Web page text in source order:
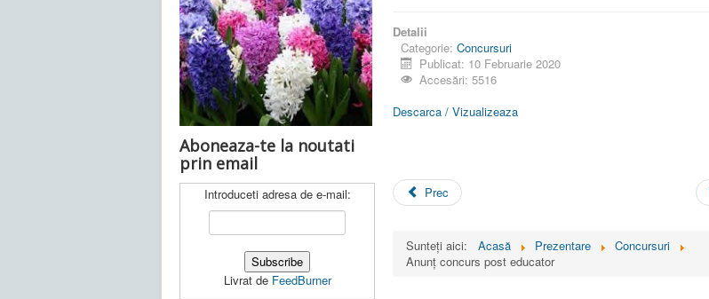
Aboneaza-te la noutati
prin email
Introduceti adresa de e-mail:
Livrat de FeedBurner
Detalii
Categorie: Concursuri
Publicat: 10 Februarie 2020
Accesări: 5516
Descarca / Vizualizeaza
Prec
Sunteți aici: Acasă Prezentare
Concursuri
Anunț concurs post educator